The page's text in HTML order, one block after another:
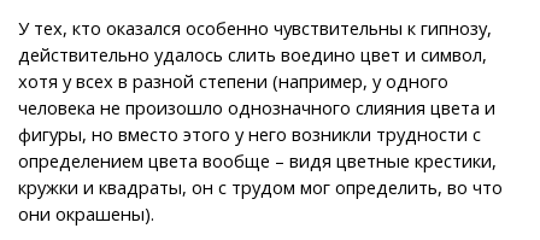
У тех, кто оказался особенно чувствительны к гипнозу,
действительно удалось слить воедино цвет и символ,
хотя у всех в разной степени (например, у одного
человека не произошло однозначного слияния цвета и
фигуры, но вместо этого у него возникли трудности с
определением цвета вообще – видя цветные крестики,
кружки и квадраты, он с трудом мог определить, во что
они окрашены).